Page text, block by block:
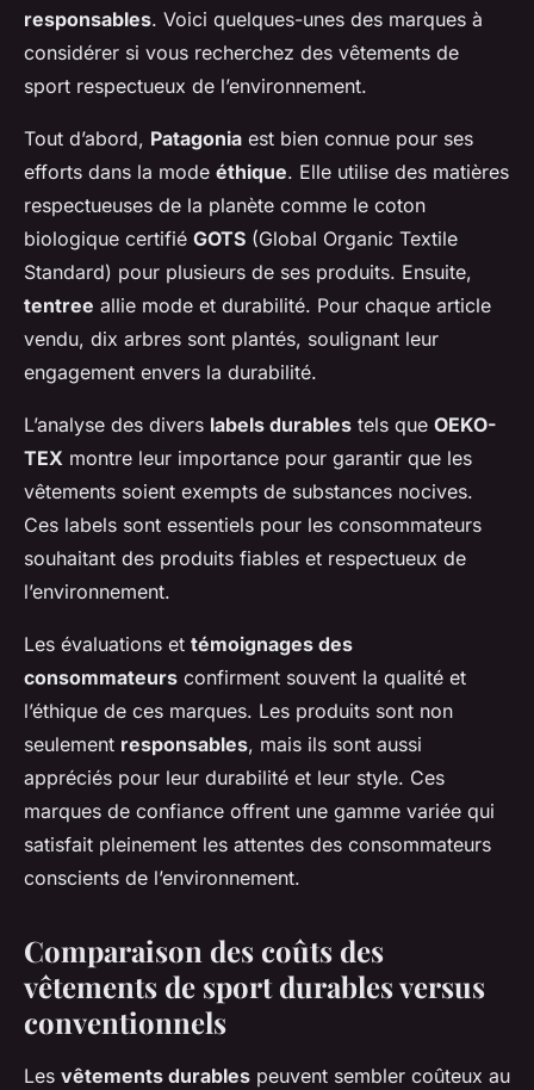
responsables. Voici quelques-unes des marques à
considérer si vous recherchez des vêtements de
sport respectueux de l’environnement.
Tout d’abord, Patagonia est bien connue pour ses
efforts dans la mode éthique. Elle utilise des matières
respectueuses de la planète comme le coton
biologique certifié GOTS (Global Organic Textile
Standard) pour plusieurs de ses produits. Ensuite,
tentree allie mode et durabilité. Pour chaque article
vendu, dix arbres sont plantés, soulignant leur
engagement envers la durabilité.
L’analyse des divers labels durables tels que OEKO-
TEX montre leur importance pour garantir que les
vêtements soient exempts de substances nocives.
Ces labels sont essentiels pour les consommateurs
souhaitant des produits fiables et respectueux de
l’environnement.
Les évaluations et témoignages des
consommateurs confirment souvent la qualité et
l’éthique de ces marques. Les produits sont non
seulement responsables, mais ils sont aussi
appréciés pour leur durabilité et leur style. Ces
marques de confiance offrent une gamme variée qui
satisfait pleinement les attentes des consommateurs
conscients de l’environnement.
Comparaison des coûts des
vêtements de sport durables versus
conventionnels
Les vêtements durables peuvent sembler coûteux au